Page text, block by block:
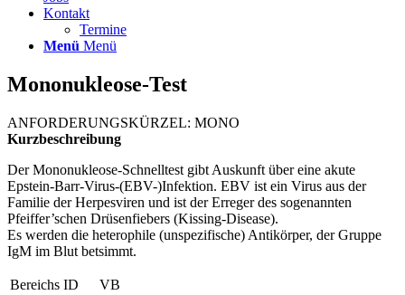
Kontakt
Termine
Menü Menü
Mononukleose-Test
ANFORDERUNGSKÜRZEL: MONO
Kurzbeschreibung
Der Mononukleose-Schnelltest gibt Auskunft über eine akute
Epstein-Barr-Virus-(EBV-)Infektion. EBV ist ein Virus aus der
Familie der Herpesviren und ist der Erreger des sogenannten
Pfeiffer’schen Drüsenfiebers (Kissing-Disease).
Es werden die heterophile (unspezifische) Antikörper, der Gruppe
IgM im Blut betsimmt.
Bereichs ID
VB